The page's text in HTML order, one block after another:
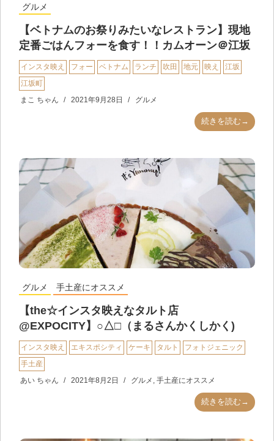
グルメ
【ベトナムのお祭りみたいなレストラン】現地
定番ごはんフォーを食す！！カムオーン＠江坂
インスタ映え フォー ベトナム ランチ 吹田 地元 映え
江坂
江坂町
まこ ちゃん
2021年9月28日 グルメ
続きを読む→
グルメ 手土産にオススメ
【the☆インスタ映えなタルト店
@EXPOCITY】○△□（まるさんかくしかく)
インスタ映え エキスポシティ ケーキ タルト
フォトジェニック
手土産
あい ちゃん
2021年8月2日 グルメ 手土産にオススメ
続きを読む→